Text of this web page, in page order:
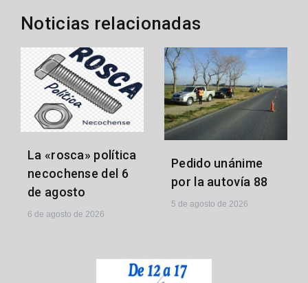
Noticias relacionadas
La «rosca» política
necochense del 6
de agosto
6 de agosto de 2026
Pedido unánime
por la autovía 88
5 de agosto de 2026